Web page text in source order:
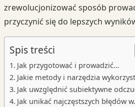
zrewolucjonizować sposób
przyczynić się do lepszych
Spis treści
Jak przygotować i prowadzić…
Jakie metody i narzędzia
Jak uwzględnić subiektywne
Jak unikać najczęstszych błędów